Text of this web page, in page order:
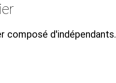
composé d'indépendants.